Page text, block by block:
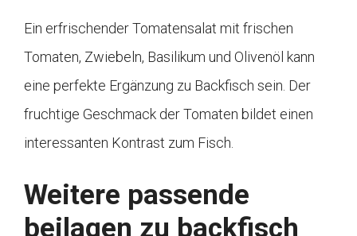
Ein erfrischender Tomatensalat mit frischen
Tomaten, Zwiebeln, Basilikum und Olivenöl kann
eine perfekte Ergänzung zu Backfisch sein. Der
fruchtige Geschmack der Tomaten bildet einen
interessanten Kontrast zum Fisch.
Weitere passende
beilagen zu backfisch